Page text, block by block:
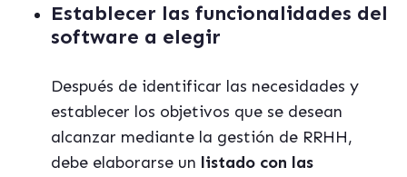
Establecer las funcionalidades del
software a elegir
Después de identificar las necesidades y
establecer los objetivos que se desean
alcanzar mediante la gestión de RRHH,
debe elaborarse un listado con las